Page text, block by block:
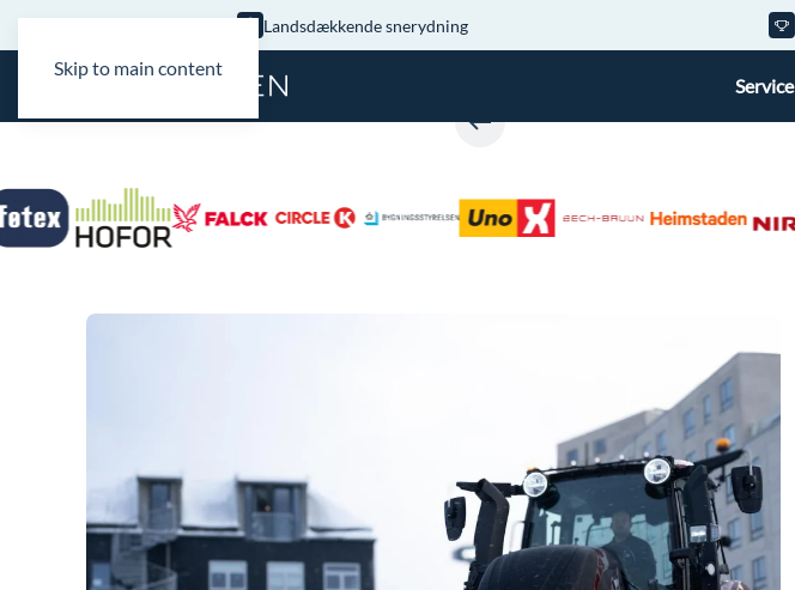
Skip to main content
Landsdækkende snerydning
Service